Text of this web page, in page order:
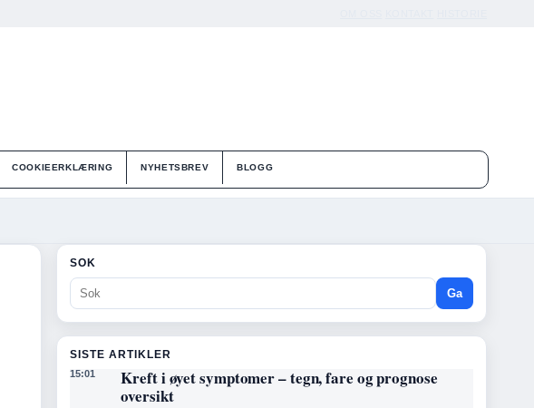
COOKIEERKLÆRING NYHETSBREV BLOGG
SOK
Ga
SISTE ARTIKLER
15:01
Kreft i øyet symptomer – tegn, fare og prognose
oversikt